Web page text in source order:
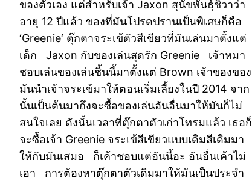
ของตัวเอง แต่สำหรับเจ้า Jaxon สุนัขพันธุ์ชิวาว่า
อายุ 12 ปีแล้ว ของที่มันโปรดปรานเป็นพิเศษก็คือ
‘Greenie‘ ตุ๊กตาจระเข้ตัวสีเขียวที่มันเล่นมาตั้งแต่
เด็ก Jaxon กับของเล่นสุดรัก Greenie เจ้าหมา
ชอบเล่นของเล่นชิ้นนี้มาตั้งแต่ Brown เจ้าของของ
มันนำเจ้าจระเข้มาให้ตอนเริ่มเลี้ยงในปี 2014 จาก
นั้นเป็นต้นมาถึงจะซื้อของเล่นอันอื่นมาให้มันก็ไม่
สนใจเลย ดังนั้นเวลาที่ตุ๊กตาตัวเก่าโทรมแล้ว เธอก็
จะซื้อเจ้า Greenie จระเข้สีเขียวแบบเดิมสีเดิมมา
ให้กับมันเสมอ ก็เค้าชอบแต่อันนี้อะ อันอื่นเค้าไม่
เอา การต้องหาตุ๊กตาตัวเดิมมาให้มันเป็นประจำ